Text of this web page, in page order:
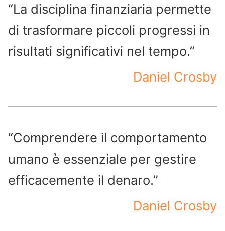
“La disciplina finanziaria permette
di trasformare piccoli progressi in
risultati significativi nel tempo.”
Daniel Crosby
“Comprendere il comportamento
umano è essenziale per gestire
efficacemente il denaro.”
Daniel Crosby